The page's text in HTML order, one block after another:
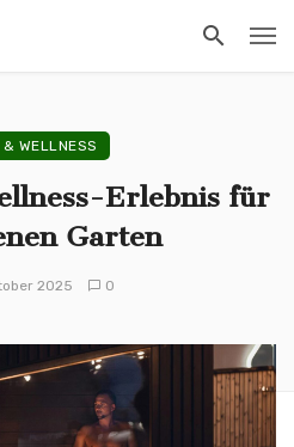
WELLNESS
Erlebnis für
Garten
2025 0